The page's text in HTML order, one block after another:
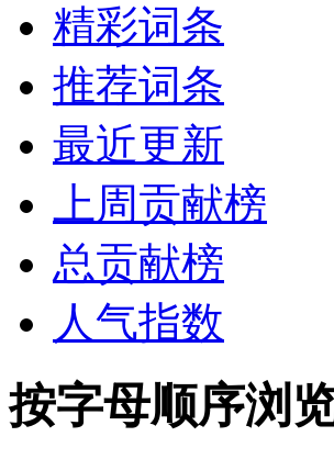
精彩词条
推荐词条
最近更新
上周贡献榜
总贡献榜
人气指数
按字母顺序浏